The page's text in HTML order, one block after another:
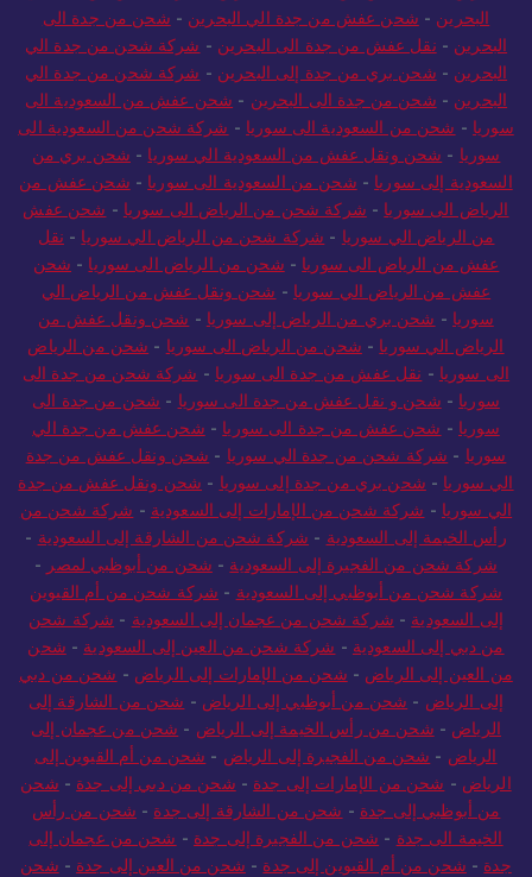
البحرين
نقل عفش من جدة الى البحرين
شركة شحن من جدة الي
البحرين -شحن عفش من جدة الي البحرين - شحن من جدة الى
البحرين
نقل عفش من جدة الى البحرين
شركة شحن من جدة الي
البحرين
شحن بري من جدة إلى البحرين
شركة شحن من جدة الي
البحرين
شحن من جدة الى البحرين-
شحن عفش من السعودية الى
سوريا
- شحن من السعودية الى سوريا
شركة شحن من السعودية الى
سوريا
-شحن ونقل عفش من السعودية الي سوريا
شحن بري من
السعودية إلى سوريا
شحن من السعودية الى سوريا
شحن عفش من
الرياض الى سوريا
شركة شحن من الرياض الى سوريا
شحن عفش
من الرياض الي سوريا
شركة شحن من الرياض الي سوريا
عفش من الرياض الى سوريا
- شحن من الرياض الى سوريا
شحن
عفش من الرياض الي سوريا
شحن ونقل عفش من الرياض الي
سوريا
- شحن بري من الرياض إلى سوريا
شحن ونقل عفش من
الرياض الي سوريا
شحن من الرياض الى سوريا
شحن من الرياض
الى سوريا
نقل عفش من جدة الى سوريا
شركة شحن من جدة الى
سوريا
شحن و نقل عفش من جدة الى سوريا
شحن من جدة الى
سوريا
شحن عفش من جدة الى سوريا
شحن عفش من جدة الي
سوريا
شركة شحن من جدة الي سوريا -
شحن ونقل عفش من جدة
الي سوريا- شحن بري من جدة إلى سوريا -
شحن ونقل عفش من جدة
الي سوريا
شركة شحن من الإمارات إلى السعودية
شركة شحن من
رأس الخيمة إلى السعودية
- شركة شحن من الشارقة إلى السعودية
شركة شحن من الفجيرة إلى السعودية
شحن من أبوظبي لمصر-
شركة شحن من أبوظبي إلى السعودية
-شركة شحن من أم القيوين
إلى السعودية- شركة شحن من عجمان إلى السعودية
شركة شحن
من دبي إلى السعودية
شركة شحن من العين إلى السعودية
شحن
من العين إلى الرياض
شحن من الإمارات إلى الرياض
شحن من دبي
إلى الرياض
شحن من أبوظبي إلى الرياض
شحن من الشارقة إلى
الرياض
شحن من رأس الخيمة إلى الرياض
شحن من عجمان إلى
الرياض
شحن من الفجيرة إلى الرياض
شحن من أم القيوين إلى
الرياض
شحن من الإمارات إلى جدة - شحن من دبي إلى جدة
شحن
من أبوظبي إلى جدة
شحن من الشارقة إلى جدة
شحن من رأس
- شحن من الفجيرة إلى جدة
شحن من عجمان إلى